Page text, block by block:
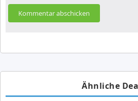
Ähnliche